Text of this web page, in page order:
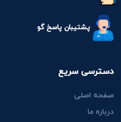
پشتیبان پاسخ گو
دسترسی سریع
صفحه اصلی
درباره ما